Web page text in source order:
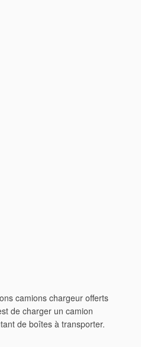
camions chargeur offerts
de charger un camion
de boîtes à transporter.